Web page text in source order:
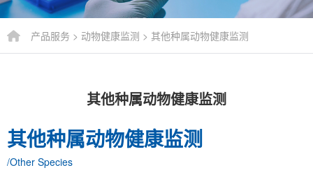
产品服务 > 动物健康监测 > 其他种属动物健康监测
其他种属动物健康监测
其他种属动物健康监测
/Other Species